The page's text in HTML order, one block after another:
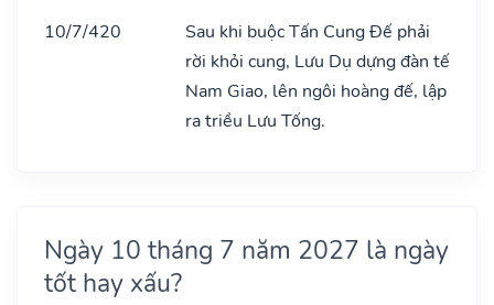
10/7/420
Sau khi buộc Tấn Cung Đế phải
rời khỏi cung, Lưu Dụ dựng đàn tế
Nam Giao, lên ngôi hoàng đế, lập
ra triều Lưu Tống.
Ngày 10 tháng 7 năm 2027 là ngày
tốt hay xấu?